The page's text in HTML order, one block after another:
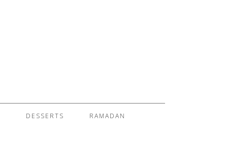
DESSERTS RAMADAN